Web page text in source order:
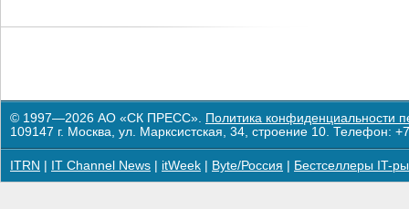
© 1997—2026 АО «СК ПРЕСС». Политика конфиденциальности
109147 г. Москва, ул. Марксистская, 34, строение 10. Телефон:
ITRN IT Channel News itWeek Byte/Россия Бестселлеры IT-